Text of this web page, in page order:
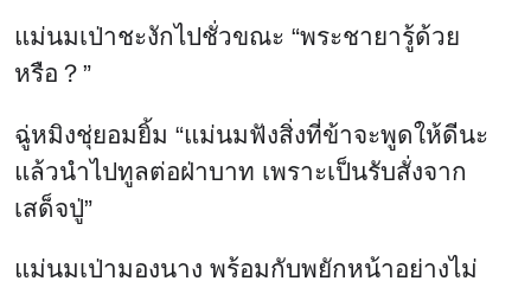
แม่นมเป่าชะงักไปชั่วขณะ “พระชายารู้ด้วย
หรือ？”
ฉู่หมิงชุ่ยอมยิ้ม “แม่นมฟังสิ่งที่ข้าจะพูดให้ดีนะ
แล้วนำไปทูลต่อฝ่าบาท เพราะเป็นรับสั่งจาก
เสด็จปู่”
แม่นมเป่ามองนาง พร้อมกับพยักหน้าอย่างไม่